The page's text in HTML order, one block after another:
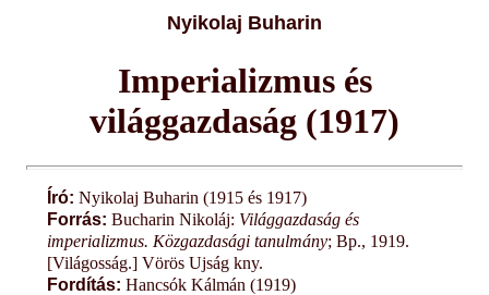
Nyikolaj Buharin
Imperializmus és
világgazdaság (1917)
Író: Nyikolaj Buharin (1915 és 1917)
Forrás: Bucharin Nikoláj: Világgazdaság és
imperializmus. Közgazdasági tanulmány; Bp., 1919.
[Világosság.] Vörös Ujság kny.
Fordítás: Hancsók Kálmán (1919)